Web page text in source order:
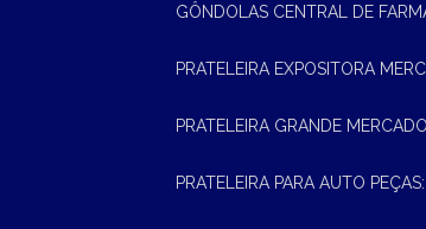
GÔNDOLAS CENTRAL DE
PRATELEIRA EXPOSITORA
PRATELEIRA GRANDE
PRATELEIRA PARA AUTO